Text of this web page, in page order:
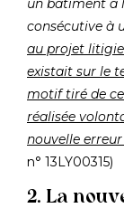
un bâtiment à
consécutive à
au projet
existait sur le
motif tiré de
réalisée
nouvelle
n° 13LY00315)
2. La